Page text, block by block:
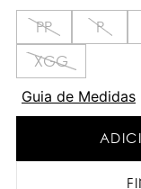
PP P
XGG
Guia de Medidas